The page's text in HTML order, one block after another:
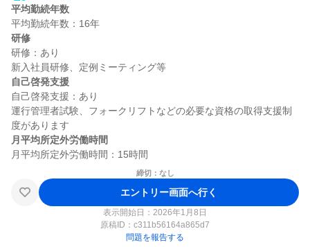
平均勤続年数
研修
研修：あり
自己啓発支援
自己啓発支援：あり
運行管理者試験、フォークリフトなどの必要な資格の取得支援制
月平均所定外労働時間
締切：なし
エントリー画面へ行く
表示開始日：2026年1月8日
原稿ID： c311b56164a865d7
問題を報告する